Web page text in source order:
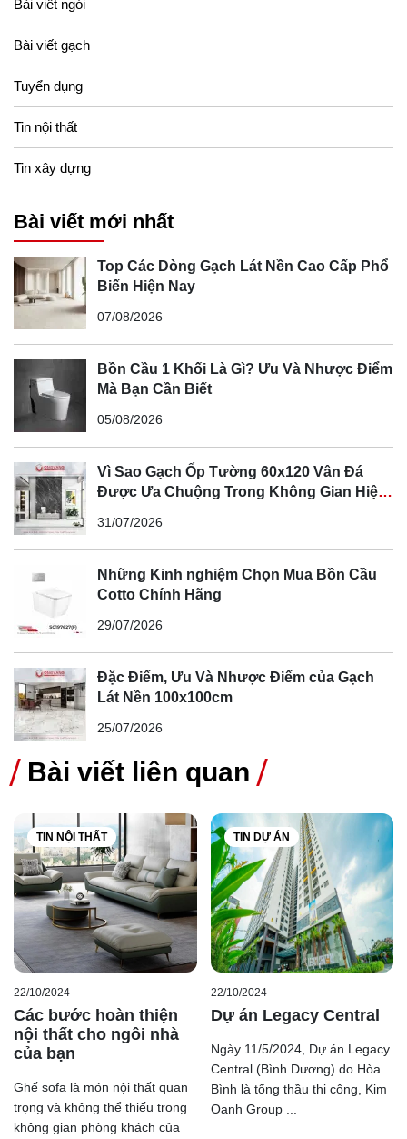
lượng, thời gian hoàn thành và bàn giao nhà, cũng như
đảm bảo không phát sinh thêm chi phí ngoài dự kiến.
Trên đây là những tiêu chí quan trọng mà người mua nhà
chung cư cần lưu ý. Hy vọng thông tin này sẽ giúp bạn có
thêm kinh nghiệm để đưa ra quyết định sáng suốt khi mua
Bài viết ngói
Bài viết gạch
Tuyển dụng
Tin nội thất
Tin xây dựng
Bài viết mới nhất
Top Các Dòng Gạch Lát Nền Cao Cấp Phổ
Biến Hiện Nay
07/08/2026
Bồn Cầu 1 Khối Là Gì? Ưu Và Nhược Điểm
Mà Bạn Cần Biết
05/08/2026
Vì Sao Gạch Ốp Tường 60x120 Vân Đá
Được Ưa Chuộng Trong Không Gian Hiện
31/07/2026
Những Kinh nghiệm Chọn Mua Bồn Cầu
Cotto Chính Hãng
29/07/2026
Đặc Điểm, Ưu Và Nhược Điểm của Gạch
Lát Nền 100x100cm
25/07/2026
Bài viết liên quan
TIN NỘI THẤT
22/10/2024
Các bước hoàn thiện
nội thất cho ngôi nhà
của bạn
Ghế sofa là món nội thất quan
trọng và không thể thiếu trong
không gian phòng khách của
TIN DỰ ÁN
22/10/2024
Dự án Legacy Central
Ngày 11/5/2024, Dự án Legacy
Central (Bình Dương) do Hòa
Bình là tổng thầu thi công, Kim
Oanh Group ...